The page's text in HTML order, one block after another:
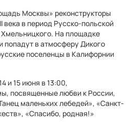
Москвы» реконструкторы
века в период Русско-польской
На площадке
попадут в атмосферу Дикого
поселенцы в Калифорнии
и 15 июня в 13:00,
посвященные любви к России,
маленьких лебедей», «Санкт-
«Спасибо, родная!»